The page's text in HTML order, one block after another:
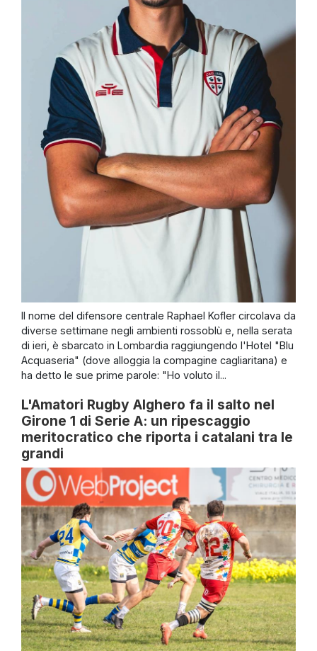
Il nome del difensore centrale Raphael Kofler circolava da
diverse settimane negli ambienti rossoblù e, nella serata
di ieri, è sbarcato in Lombardia raggiungendo l'Hotel "Blu
Acquaseria" (dove alloggia la compagine cagliaritana) e
ha detto le sue prime parole: "Ho voluto il...
L'Amatori Rugby Alghero fa il salto nel
Girone 1 di Serie A: un ripescaggio
meritocratico che riporta i catalani tra le
grandi